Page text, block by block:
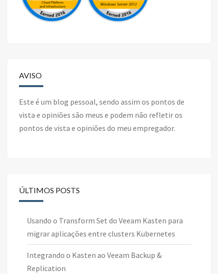
AVISO
Este é um blog pessoal, sendo assim os pontos de
vista e opiniões são meus e podem não refletir os
pontos de vista e opiniões do meu empregador.
ÚLTIMOS POSTS
Usando o Transform Set do Veeam Kasten para
migrar aplicações entre clusters Kubernetes
Integrando o Kasten ao Veeam Backup &
Replication